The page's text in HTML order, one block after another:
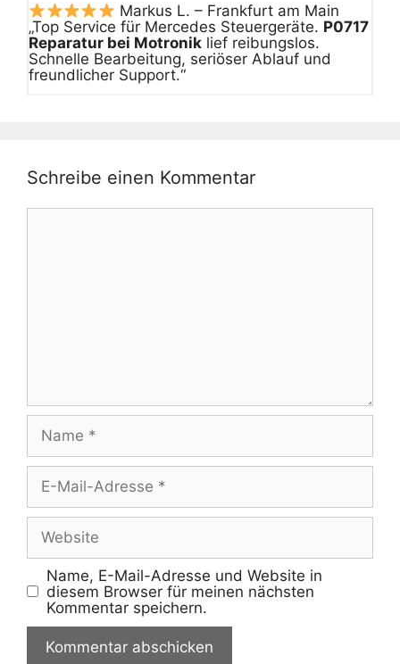
Markus L. – Frankfurt am Main
„Top Service für Mercedes Steuergeräte. P0717
Reparatur bei Motronik lief reibungslos.
Schnelle Bearbeitung, seriöser Ablauf und
freundlicher Support.“
Schreibe einen Kommentar
Kommentar
Name
E-
Mail-
Adresse
Website
Name, E-Mail-Adresse und Website in
diesem Browser für meinen nächsten
Kommentar speichern.